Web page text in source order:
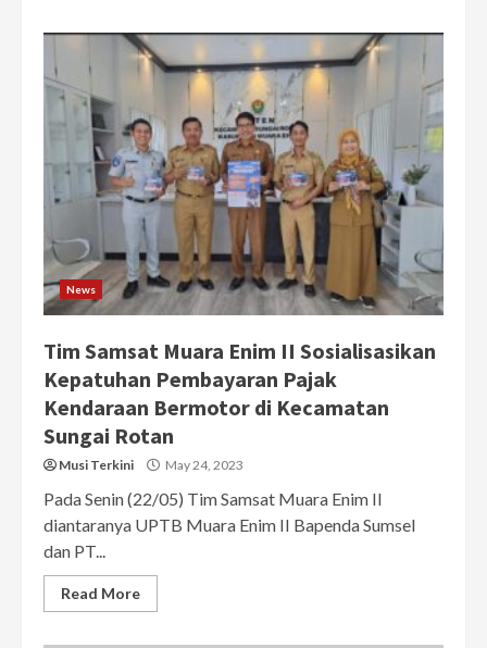
News
Tim Samsat Muara Enim II Sosialisasikan
Kepatuhan Pembayaran Pajak
Kendaraan Bermotor di Kecamatan
Sungai Rotan
Musi Terkini May 24, 2023
Pada Senin (22/05) Tim Samsat Muara Enim II
diantaranya UPTB Muara Enim II Bapenda Sumsel
dan PT...
Read More